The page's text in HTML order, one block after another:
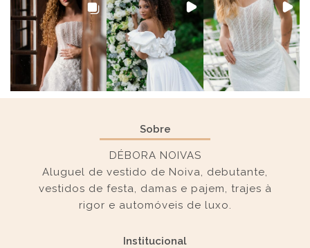
Sobre
DÉBORA NOIVAS
Aluguel de vestido de Noiva, debutante,
vestidos de festa, damas e pajem, trajes à
rigor e automóveis de luxo.
Institucional